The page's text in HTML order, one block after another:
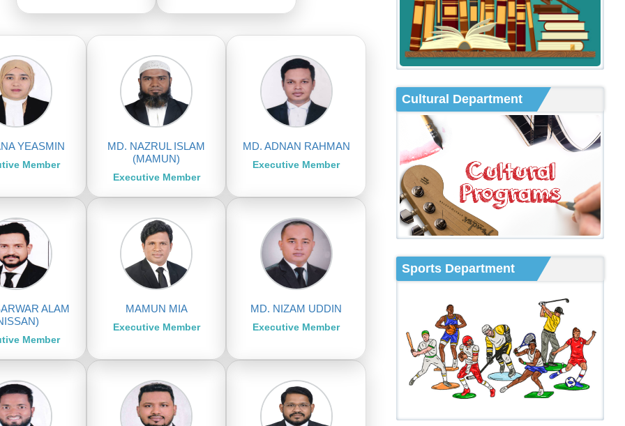
YEASMIN
Member
MD. NAZRUL ISLAM
(MAMUN)
Executive Member
MD. ADNAN RAHMAN
Executive Member
ALAM
Member
MAMUN MIA
Executive Member
MD. NIZAM UDDIN
Executive Member
Cultural Department
Sports Department